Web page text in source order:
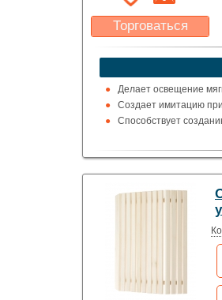
Торговаться
Какая цена Вас
устроит?
Указать цену
Делает освещение
Создает имитацию
Способствует